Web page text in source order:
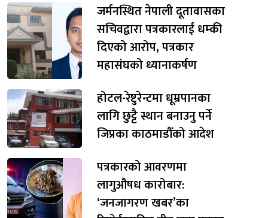
जर्मनस्थित नेपाली दूतावासका
सचिवद्वारा पत्रकारलाई धम्की
दिएको आरोप, पत्रकार
महासंघको ध्यानाकर्षण
होटल-रेष्टुरेन्टमा धूम्रपानका
लागि छुट्टै स्थान बनाउनु पर्ने
जिप्रका काठमाडौँको आदेश
पत्रकारको आवरणमा
लागुऔषध कारोबार:
‘जनजागरण खबर’का